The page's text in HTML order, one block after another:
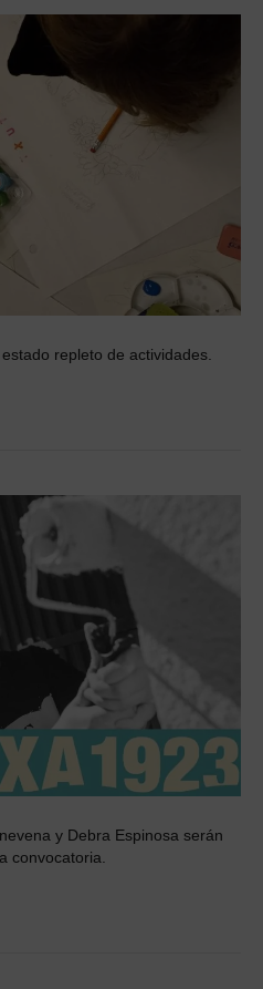
repleto de actividades.
y Debra Espinosa serán
convocatoria.